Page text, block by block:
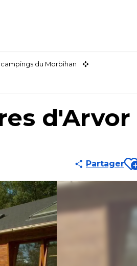
campings du Morbihan
d'Arvor
Partager